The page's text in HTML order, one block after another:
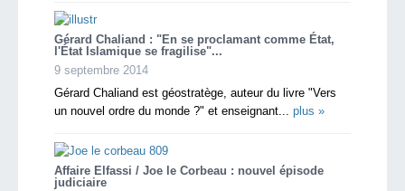
Gérard Chaliand : "En se proclamant comme État,
l'État Islamique se fragilise"...
9 septembre 2014
Gérard Chaliand est géostratège, auteur du livre "Vers
un nouvel ordre du monde ?" et enseignant... plus »
Affaire Elfassi / Joe le Corbeau : nouvel épisode
judiciaire